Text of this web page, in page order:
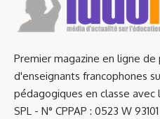
Premier magazine en ligne
d'enseignants francophones
pédagogiques en classe avec
SPL - N° CPPAP : 0523 W 93101